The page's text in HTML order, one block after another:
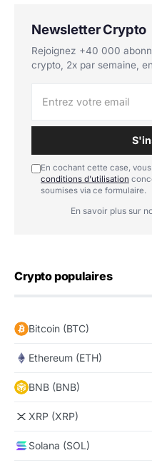
Newsletter Crypto
Rejoignez +40 000
crypto, 2x par semaine,
En cochant cette case,
conditions d'utilisation
soumises via ce formulaire.
En savoir plus sur
Crypto populaires
Bitcoin (BTC)
Ethereum (ETH)
BNB (BNB)
XRP (XRP)
Solana (SOL)